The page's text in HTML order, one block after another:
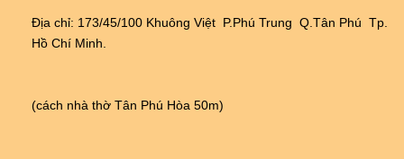
Địa chỉ: 173/45/100 Khuông Việt  P.Phú Trung  Q.Tân Phú  Tp.
Hồ Chí Minh.
(cách nhà thờ Tân Phú Hòa 50m)